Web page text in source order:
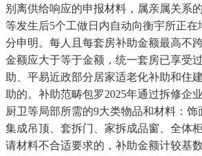
别离供给响应的申报材料，属亲属关系
等发生后5个工做日内自动向衡宇所正在
分申明。每人且每套房补助金额最高不
金额应大于等于金额，统一套房已享受
助、平易近政部分居家适老化补助和住
助的。补助范畴包罗2025年通过拆修企
厨卫等局部所需的9大类物品和材料：饰
集成吊顶、套拆门、家拆成品窗、全体
请材料不合适要求的，补助金额计较基